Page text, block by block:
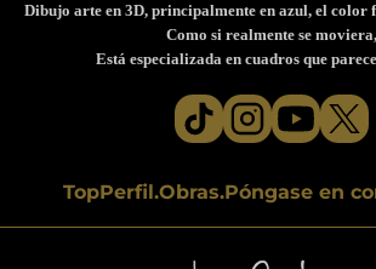
Dibujo arte en 3D, principalmente en azul, el color
Como si realmente se moviera,
Está especializada en cuadros que
TopPerfil.Obras.Póngase en